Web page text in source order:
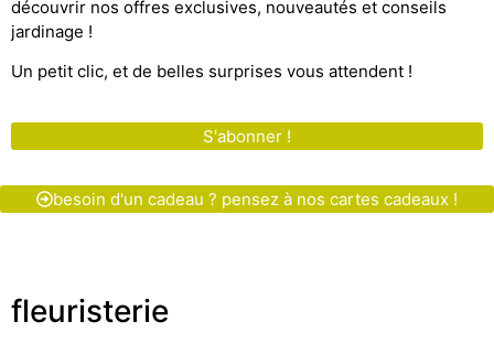
découvrir nos offres exclusives, nouveautés et conseils
jardinage !
Un petit clic, et de belles surprises vous attendent !
S'abonner !
besoin d'un cadeau ? pensez à nos cartes cadeaux !
fleuristerie